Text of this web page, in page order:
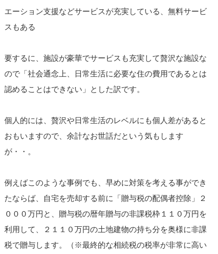
エーション支援などサービスが充実している、無料サービ
スもある
要するに、施設が豪華でサービスも充実して贅沢な施設な
ので「社会通念上、日常生活に必要な住の費用であるとは
認めることはできない」とした訳です。
個人的には、贅沢や日常生活のレベルにも個人差があると
おもいますので、余計なお世話だという気もします
が・・。
例えばこのような事例でも、早めに対策を考える事ができ
たならば、自宅を売却する前に「贈与税の配偶者控除」２
０００万円と、贈与税の暦年贈与の非課税枠１１０万円を
利用して、２１１０万円の土地建物の持ち分を奥様に非課
税で贈与します。（※最終的な相続税の税率が非常に高い